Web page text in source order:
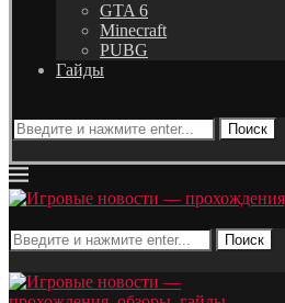
GTA 6
Minecraft
PUBG
Гайды
Поиск
Поиск